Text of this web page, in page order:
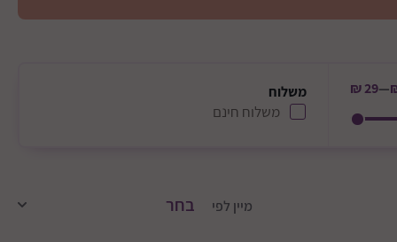
—
29 ₪ משלוח
משלוח חינם
מיין לפי